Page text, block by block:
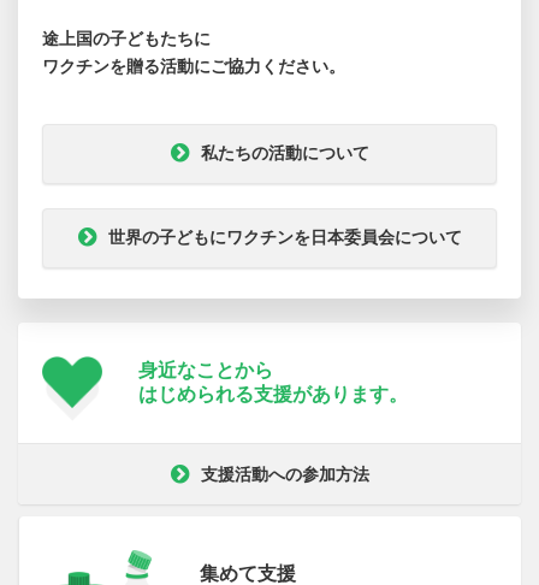
途上国の子どもたちに
ワクチンを贈る活動にご協力ください。
私たちの活動について
世界の子どもにワクチンを日本委員会について
身近なことから
はじめられる支援があります。
支援活動への参加方法
集めて支援